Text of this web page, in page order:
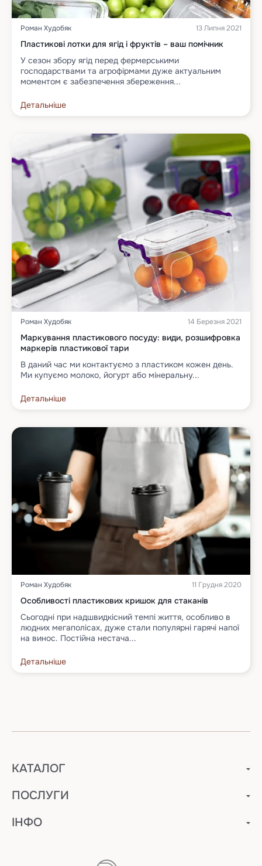
Роман Худобяк 13 Липня 2021
Пластикові лотки для ягід і фруктів – ваш помічник
У сезон збору ягід перед фермерськими
господарствами та агрофірмами дуже актуальним
моментом є забезпечення збереження...
Детальніше
Роман Худобяк 14 Березня 2021
Маркування пластикового посуду: види, розшифровка
маркерів пластикової тари
В даний час ми контактуємо з пластиком кожен день.
Ми купуємо молоко, йогурт або мінеральну...
Детальніше
Роман Худобяк 11 Грудня 2020
Особливості пластикових кришок для стаканів
Сьогодні при надшвидкісний темпі життя, особливо в
людних мегаполісах, дуже стали популярні гарячі напої
на винос. Постійна нестача...
Детальніше
КАТАЛОГ
ПОСЛУГИ
ІНФО